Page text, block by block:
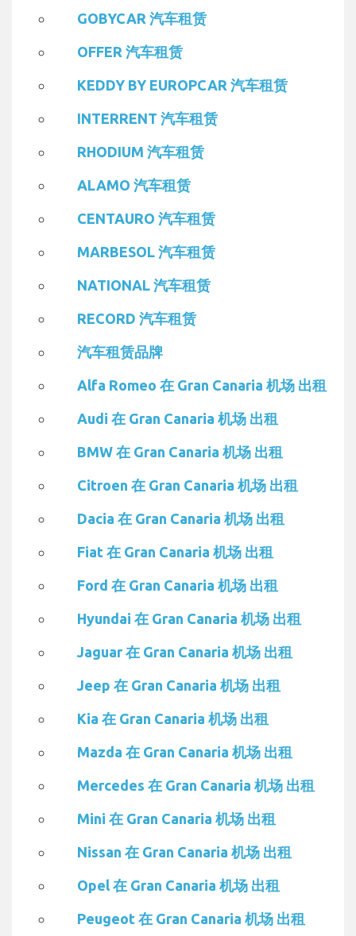
GOBYCAR 汽车租赁
OFFER 汽车租赁
KEDDY BY EUROPCAR 汽车租赁
INTERRENT 汽车租赁
RHODIUM 汽车租赁
ALAMO 汽车租赁
CENTAURO 汽车租赁
MARBESOL 汽车租赁
NATIONAL 汽车租赁
RECORD 汽车租赁
汽车租赁品牌
Alfa Romeo 在 Gran Canaria 机场 出租
Audi 在 Gran Canaria 机场 出租
BMW 在 Gran Canaria 机场 出租
Citroen 在 Gran Canaria 机场 出租
Dacia 在 Gran Canaria 机场 出租
Fiat 在 Gran Canaria 机场 出租
Ford 在 Gran Canaria 机场 出租
Hyundai 在 Gran Canaria 机场 出租
Jaguar 在 Gran Canaria 机场 出租
Jeep 在 Gran Canaria 机场 出租
Kia 在 Gran Canaria 机场 出租
Mazda 在 Gran Canaria 机场 出租
Mercedes 在 Gran Canaria 机场 出租
Mini 在 Gran Canaria 机场 出租
Nissan 在 Gran Canaria 机场 出租
Opel 在 Gran Canaria 机场 出租
Peugeot 在 Gran Canaria 机场 出租